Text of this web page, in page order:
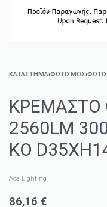
ΚΑΤΑΣΤΗΜΑ›ΦΩΤΙΣΜΌΣ›
ΚΡΕΜΑΣΤΟ
2560LM
ΚΟ
Aca Lighting
86,16 €